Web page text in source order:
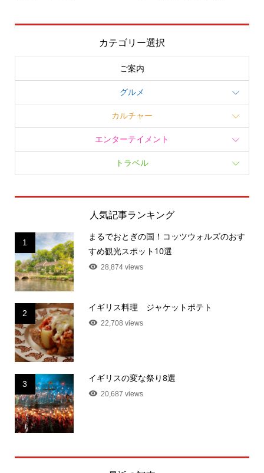
カテゴリー選択
ご案内
グルメ
カルチャー
エンターテイメント
トラベル
人気記事ランキング
1
まるでおとぎの国！コッツウォルズのおす
すめ観光スポット10選
28,874 views
2
イギリス料理 ジャケットポテト
22,708 views
3
イギリスの変な祭り8選
20,687 views